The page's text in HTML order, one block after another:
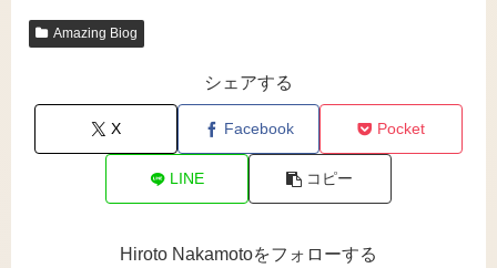
Amazing Biog
シェアする
X Facebook Pocket
LINE コピー
Hiroto Nakamotoをフォローする